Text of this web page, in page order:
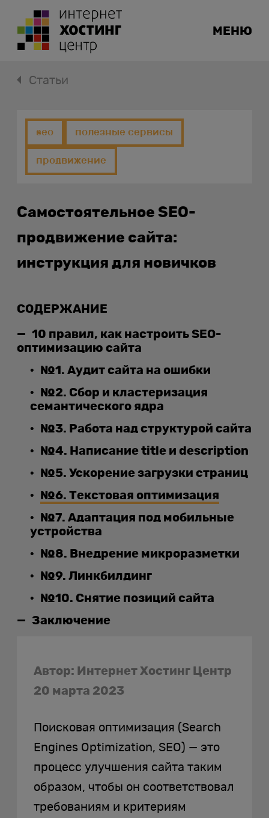
МЕНЮ
Статьи
seo полезные сервисы
продвижение
Самостоятельное SEO-
продвижение сайта:
инструкция для новичков
Автор: Интернет Хостинг Центр
20 марта 2023
Поисковая оптимизация (Search
Engines Optimization, SEO) — это
процесс улучшения сайта таким
образом, чтобы он соответствовал
требованиям и критериям
СОДЕРЖАНИЕ
10 правил, как настроить SEO-
оптимизацию сайта
№1. Аудит сайта на ошибки
№2. Сбор и кластеризация
семантического ядра
№3. Работа над структурой сайта
№4. Написание title и description
№5. Ускорение загрузки страниц
№6. Текстовая оптимизация
№7. Адаптация под мобильные
устройства
№8. Внедрение микроразметки
№9. Линкбилдинг
№10. Снятие позиций сайта
Заключение